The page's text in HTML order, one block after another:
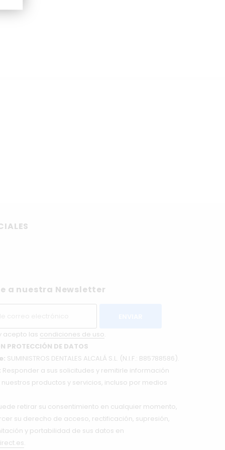
a nuestra Newsletter
acepto las condiciones de uso.
PROTECCIÓN DE DATOS
SUMINISTROS DENTALES ALCALÁ S.L. (N.I.F.: B85788586).
Responder a sus solicitudes y remitirle información
productos y servicios, incluso por medios
retirar su consentimiento en cualquier momento,
su derecho de acceso, rectificación, supresión,
y portabilidad de sus datos en
.